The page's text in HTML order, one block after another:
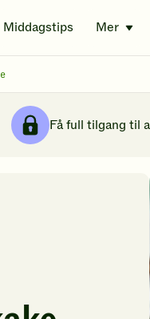
Middagstips Mer
Få full tilgang til